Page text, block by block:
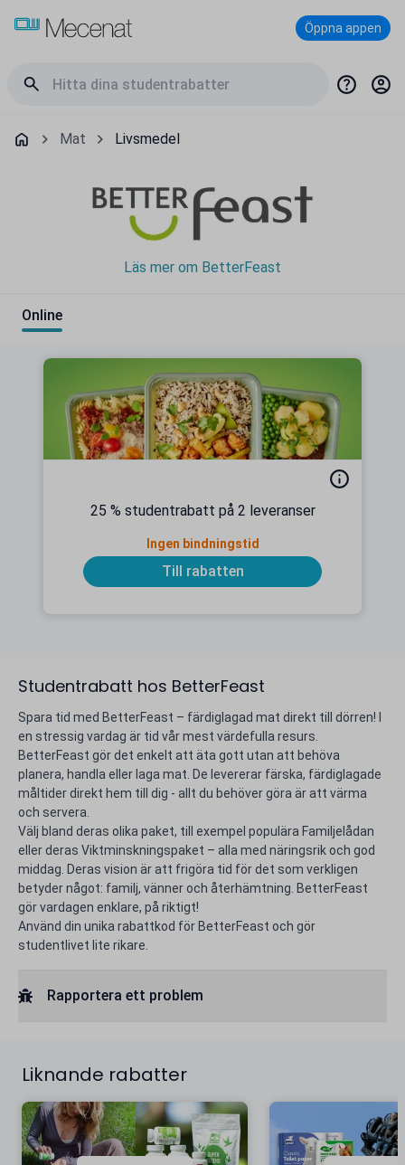
Öppna appen
Mat Livsmedel
Läs mer om BetterFeast
Online
25 % studentrabatt på 2 leveranser
Ingen bindningstid
Till rabatten
Studentrabatt hos BetterFeast
Spara tid med BetterFeast – färdiglagad mat direkt till dörren! I
en stressig vardag är tid vår mest värdefulla resurs.
BetterFeast gör det enkelt att äta gott utan att behöva
planera, handla eller laga mat. De levererar färska, färdiglagade
måltider direkt hem till dig - allt du behöver göra är att värma
och servera.
Välj bland deras olika paket, till exempel populära Familjelådan
eller deras Viktminskningspaket – alla med näringsrik och god
middag. Deras vision är att frigöra tid för det som verkligen
betyder något: familj, vänner och återhämtning. BetterFeast
gör vardagen enklare, på riktigt!
Använd din unika rabattkod för BetterFeast och gör
studentlivet lite rikare.
Rapportera ett problem
Liknande rabatter